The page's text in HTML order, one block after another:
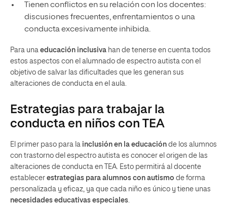
Tienen conflictos en su relación con los docentes:
discusiones frecuentes, enfrentamientos o una
conducta excesivamente inhibida.
Para una educación inclusiva han de tenerse en cuenta todos
estos aspectos con el alumnado de espectro autista con el
objetivo de salvar las dificultades que les generan sus
alteraciones de conducta en el aula.
Estrategias para trabajar la
conducta en niños con TEA
El primer paso para la inclusión en la educación de los alumnos
con trastorno del espectro autista es conocer el origen de las
alteraciones de conducta en TEA. Esto permitirá al docente
establecer estrategias para alumnos con autismo de forma
personalizada y eficaz, ya que cada niño es único y tiene unas
necesidades educativas especiales